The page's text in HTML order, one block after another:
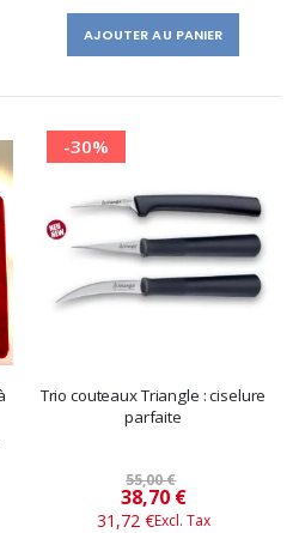
AJOUTER AU PANIER
-30%
Trio couteaux Triangle : ciselure
parfaite
55,00 €
Prix
​​
spécial
38,70 €
31,72 €